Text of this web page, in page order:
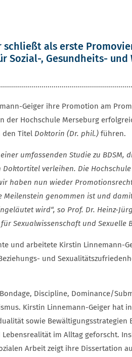
schließt als erste
Sozial-, Gesundheits-
Geiger ihre Promotion am
der Hochschule Merseburg
den Titel Doktorin (Dr. phil.) führen.
umfassenden Studie zu
Doktortitel verleihen. Die
haben nun wieder
Meilenstein genommen ist und
wird“, so Prof. Dr. Heinz-
Sexualwissenschaft und Sexuelle
und arbeitete Kirstin Linnemann-
und
Discipline, Dominance/
Kirstin Linnemann-Geiger hat
sowie Bewältigungsstrategien
im Alltag geforscht.
Arbeit zeigt ihre Dissertation